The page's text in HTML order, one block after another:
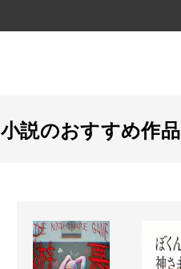
小説のおすすめ作品